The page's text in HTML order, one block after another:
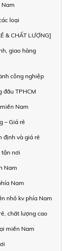
Nam
loại
& CHẤT LƯỢNG]
giao hàng
công nghiệp
đầu TPHCM
Nam
– Giá rẻ
định và giá rẻ
tận nơi
Nam
Nam
nhỏ kv phía Nam
chất lượng cao
miền Nam